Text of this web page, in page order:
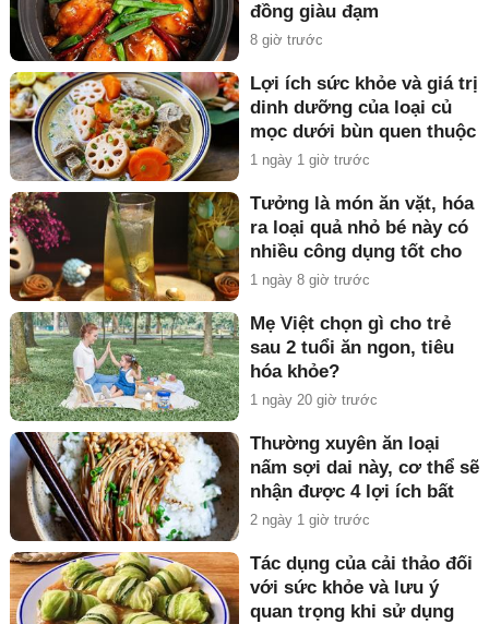
đồng giàu đạm
8 giờ trước
Lợi ích sức khỏe và giá trị
dinh dưỡng của loại củ
mọc dưới bùn quen thuộc
1 ngày 1 giờ trước
Tưởng là món ăn vặt, hóa
ra loại quả nhỏ bé này có
nhiều công dụng tốt cho
sức khỏe
1 ngày 8 giờ trước
Mẹ Việt chọn gì cho trẻ
sau 2 tuổi ăn ngon, tiêu
hóa khỏe?
1 ngày 20 giờ trước
Thường xuyên ăn loại
nấm sợi dai này, cơ thể sẽ
nhận được 4 lợi ích bất
ngờ!
2 ngày 1 giờ trước
Tác dụng của cải thảo đối
với sức khỏe và lưu ý
quan trọng khi sử dụng